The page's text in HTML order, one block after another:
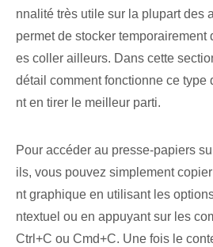
nnalité très utile sur la plupart des
permet de stocker temporairement
es coller ailleurs. Dans cette
détail comment fonctionne ce type
nt en tirer le meilleur parti.
Pour accéder au presse-papiers
ils, vous pouvez simplement
nt graphique en utilisant les
ntextuel ou en appuyant sur les
Ctrl+C ou Cmd+C. Une fois le